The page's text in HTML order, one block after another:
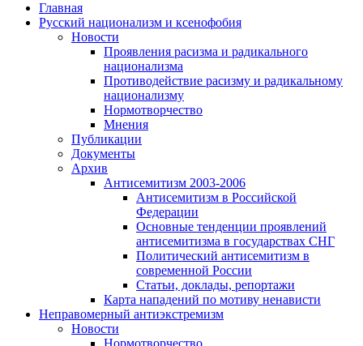
Главная
Русский национализм и ксенофобия
Новости
Проявления расизма и радикального
национализма
Противодействие расизму и радикальному
национализму
Нормотворчество
Мнения
Публикации
Документы
Архив
Антисемитизм 2003-2006
Антисемитизм в Российской
Федерации
Основные тенденции проявлений
антисемитизма в государствах СНГ
Политический антисемитизм в
современной России
Статьи, доклады, репортажи
Карта нападений по мотиву ненависти
Неправомерный антиэкстремизм
Новости